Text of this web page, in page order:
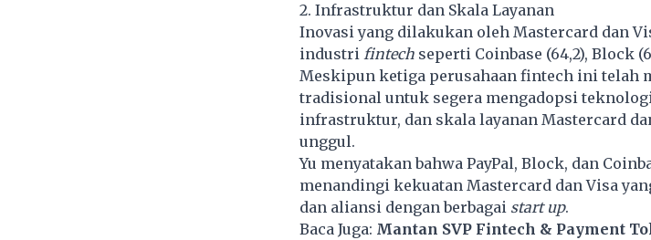
2. Infrastruktur dan Skala Layanan
Inovasi yang dilakukan oleh Mastercard dan
industri fintechseperti Coinbase (64,2), Block
Meskipun ketiga perusahaan fintech ini telah
tradisional untuk segera mengadopsi
infrastruktur, dan skala layanan Mastercard
unggul.
Yu menyatakan bahwa PayPal, Block, dan
menandingi kekuatan Mastercard dan Visa
dan aliansi dengan berbagai start up.
Baca Juga: Mantan SVP Fintech & Payment